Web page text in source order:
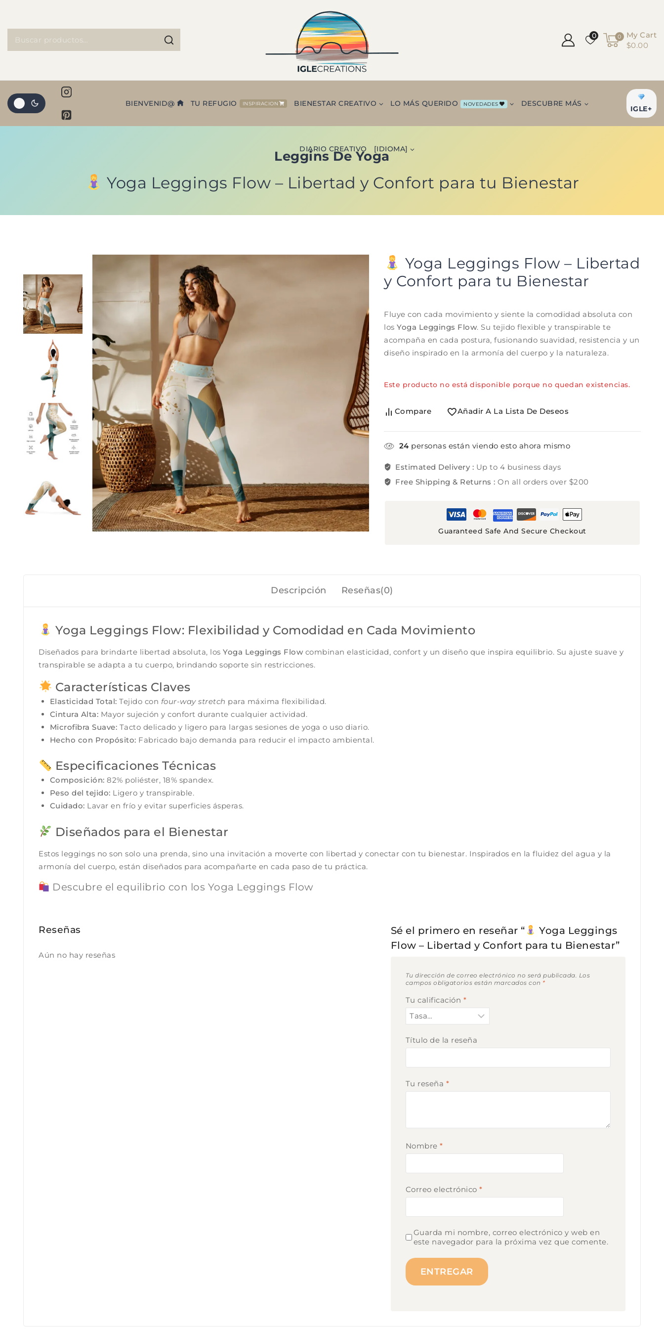
0 0
My Cart
$0.00
BIENVENID@ TU REFUGIO INSPIRACION BIENESTAR CREATIVO LO MÁS QUERIDO NOVEDADES DESCUBRE MÁS
DIARIO CREATIVO [IDIOMA]
IGLE+
Leggins De Yoga
Yoga Leggings Flow – Libertad y Confort para tu Bienestar
Yoga Leggings Flow – Libertad
y Confort para tu Bienestar
Fluye con cada movimiento y siente la comodidad absoluta con
los Yoga Leggings Flow. Su tejido flexible y transpirable te
acompaña en cada postura, fusionando suavidad, resistencia y un
diseño inspirado en la armonía del cuerpo y la naturaleza.
Este producto no está disponible porque no quedan existencias.
Compare Añadir A La Lista De Deseos
24 personas están viendo esto ahora mismo
Estimated Delivery : Up to 4 business days
Free Shipping & Returns :On all orders over $200
Guaranteed Safe And Secure Checkout
Descripción Reseñas(0)
Yoga Leggings Flow: Flexibilidad y Comodidad en Cada Movimiento
Diseñados para brindarte libertad absoluta, los Yoga Leggings Flowcombinan elasticidad, confort y un diseño que inspira equilibrio. Su ajuste suave y
transpirable se adapta a tu cuerpo, brindando soporte sin restricciones.
Características Claves
Elasticidad Total: Tejido con four-way stretch para máxima flexibilidad.
Cintura Alta: Mayor sujeción y confort durante cualquier actividad.
Microfibra Suave: Tacto delicado y ligero para largas sesiones de yoga o uso diario.
Hecho con Propósito: Fabricado bajo demanda para reducir el impacto ambiental.
Especificaciones Técnicas
Composición: 82% poliéster, 18% spandex.
Peso del tejido: Ligero y transpirable.
Cuidado: Lavar en frío y evitar superficies ásperas.
Diseñados para el Bienestar
Estos leggings no son solo una prenda, sino una invitación a moverte con libertad y conectar con tu bienestar. Inspirados en la fluidez del agua y la
armonía del cuerpo, están diseñados para acompañarte en cada paso de tu práctica.
Descubre el equilibrio con los Yoga Leggings Flow
Reseñas
Aún no hay reseñas
Sé el primero en reseñar “
Yoga Leggings
Flow – Libertad y Confort para tu Bienestar”
Tu dirección de correo electrónico no será publicada. Los
campos obligatorios están marcados con *
Tu calificación *
Título de la reseña
Tu reseña *
Nombre*
Correo electrónico*
Guarda mi nombre, correo electrónico y web en
este navegador para la próxima vez que comente.